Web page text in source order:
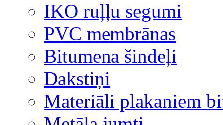
IKO ruļļu segumi
PVC membrānas
Bitumena šindeļi
Dakstiņi
Materiāli plakaniem